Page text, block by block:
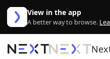
Aller au contenu
View in the app
A better way to browse.